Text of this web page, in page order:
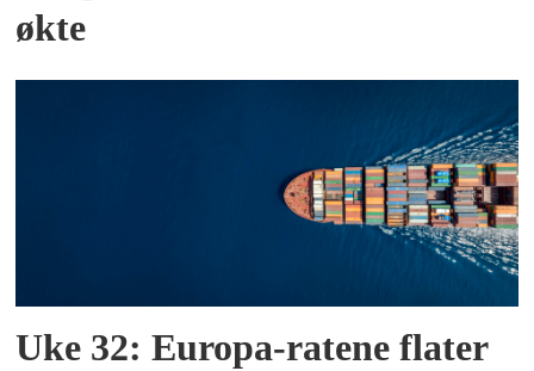
økte
Uke 32: Europa-ratene flater